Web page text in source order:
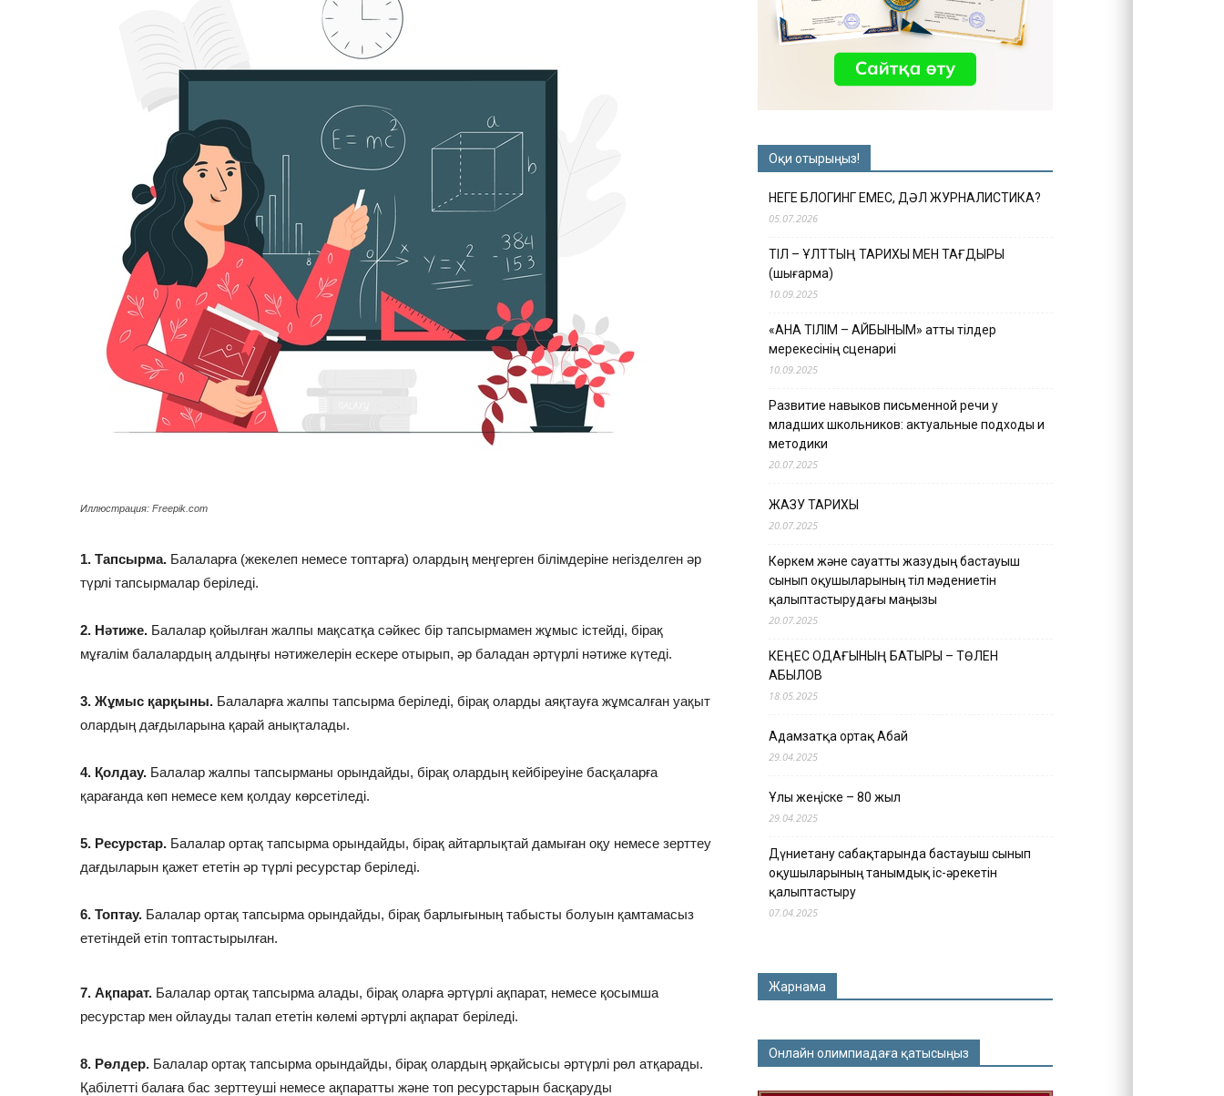
Иллюстрация: Freepik.com
1. Тапсырма. Балаларға (жекелеп немесе топтарға) олардың меңгерген білімдеріне негізделген әр
түрлі тапсырмалар беріледі.
2. Нәтиже. Балалар қойылған жалпы мақсатқа сәйкес бір тапсырмамен жұмыс істейді, бірақ
мұғалім балалардың алдыңғы нәтижелерін ескере отырып, әр баладан әртүрлі нәтиже күтеді.
3. Жұмыс қарқыны. Балаларға жалпы тапсырма беріледі, бірақ оларды аяқтауға жұмсалған уақыт
олардың дағдыларына қарай анықталады.
4. Қолдау. Балалар жалпы тапсырманы орындайды, бірақ олардың кейбіреуіне басқаларға
қарағанда көп немесе кем қолдау көрсетіледі.
5. Ресурстар. Балалар ортақ тапсырма орындайды, бірақ айтарлықтай дамыған оқу немесе зерттеу
дағдыларын қажет ететін әр түрлі ресурстар беріледі.
6. Топтау. Балалар ортақ тапсырма орындайды, бірақ барлығының табысты болуын қамтамасыз
ететіндей етіп топтастырылған.
7. Ақпарат. Балалар ортақ тапсырма алады, бірақ оларға әртүрлі ақпарат, немесе қосымша
ресурстар мен ойлауды талап ететін көлемі әртүрлі ақпарат беріледі.
8. Рөлдер. Балалар ортақ тапсырма орындайды, бірақ олардың әрқайсысы әртүрлі рөл атқарады.
Қабілетті балаға бас зерттеуші немесе ақпаратты және топ ресурстарын басқаруды
Оқи отырыңыз!
НЕГЕ БЛОГИНГ ЕМЕС, ДӘЛ ЖУРНАЛИСТИКА?
05.07.2026
ТІЛ – ҰЛТТЫҢ ТАРИХЫ МЕН ТАҒДЫРЫ
(шығарма)
10.09.2025
«АНА ТІЛІМ – АЙБЫНЫМ» атты тілдер
мерекесінің сценариі
10.09.2025
Развитие навыков письменной речи у
младших школьников: актуальные подходы и
методики
20.07.2025
ЖАЗУ ТАРИХЫ
20.07.2025
Көркем және сауатты жазудың бастауыш
сынып оқушыларының тіл мәдениетін
қалыптастырудағы маңызы
20.07.2025
КЕҢЕС ОДАҒЫНЫҢ БАТЫРЫ – ТӨЛЕН
ҚАБЫЛОВ
18.05.2025
Адамзатқа ортақ Абай
29.04.2025
Ұлы жеңіске – 80 жыл
29.04.2025
Дүниетану сабақтарында бастауыш сынып
оқушыларының танымдық іс-әрекетін
қалыптастыру
07.04.2025
Жарнама
Онлайн олимпиадаға қатысыңыз